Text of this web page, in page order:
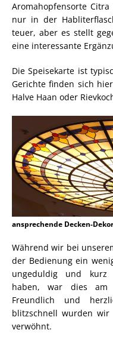
Aromahopfensorte
nur in der
teuer, aber es stellt
eine interessante
Die Speisekarte ist
Gerichte finden sich
Halve Haan oder
ansprechende Decken-
Während wir bei
der Bedienung ein
ungeduldig und kurz
haben, war dies am
Freundlich und
blitzschnell wurden wir
verwöhnt.